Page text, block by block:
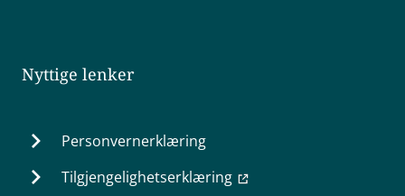
Nyttige lenker
Personvernerklæring
Tilgjengelighetserklæring